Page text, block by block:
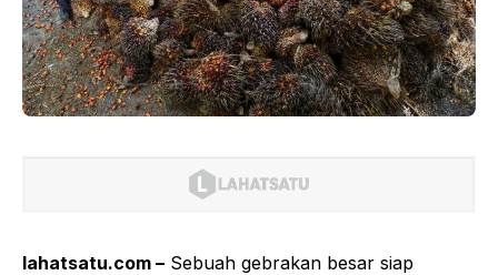
lahatsatu.com – Sebuah gebrakan besar siap